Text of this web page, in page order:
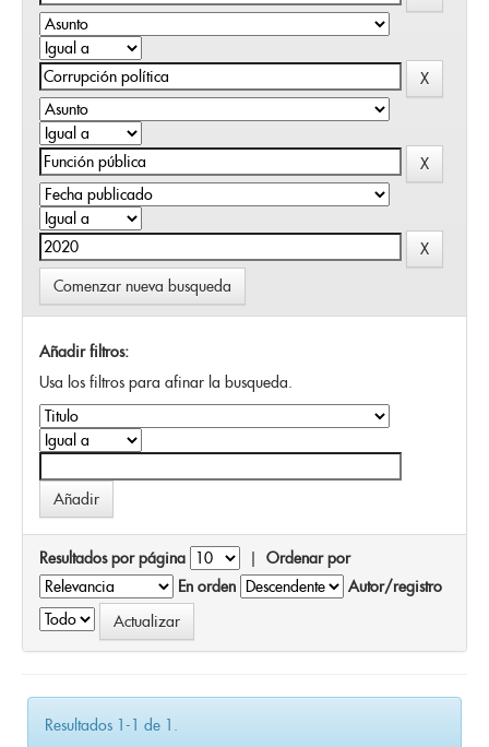
Comenzar nueva busqueda
Añadir filtros:
Usa los filtros para afinar la busqueda.
Resultados por página | Ordenar por
En orden
Autor/registro
Resultados 1-1 de 1.